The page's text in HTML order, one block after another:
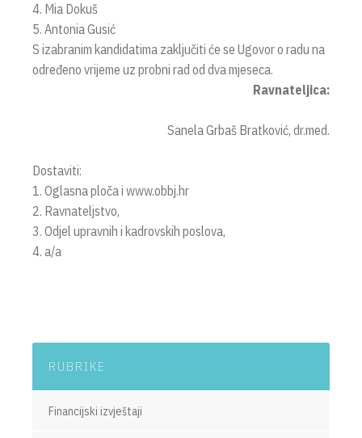
4. Mia Dokuš
5. Antonia Gusić
S izabranim kandidatima zaključiti će se Ugovor o radu na
određeno vrijeme uz probni rad od dva mjeseca.
Ravnateljica:
Sanela Grbaš Bratković, dr.med.
Dostaviti:
1. Oglasna ploča i www.obbj.hr
2. Ravnateljstvo,
3. Odjel upravnih i kadrovskih poslova,
4. a/a
RUBRIKE
Financijski izvještaji